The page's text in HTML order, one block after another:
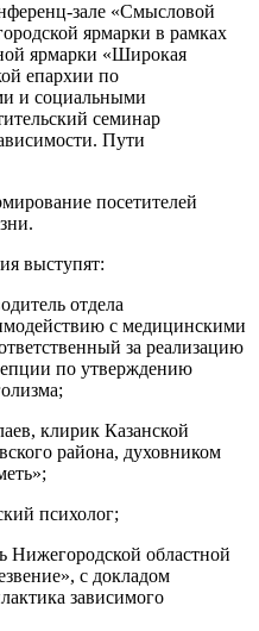
зале «Смысловой
ярмарки в рамках
ярмарки «Широкая
епархии по
и социальными
семинар
Пути
посетителей
выступят:
отдела
с медицинскими
за реализацию
по утверждению
клирик Казанской
района, духовником
психолог;
областной
с докладом
зависимого